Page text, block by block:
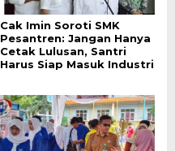
Cak Imin Soroti SMK
Pesantren: Jangan Hanya
Cetak Lulusan, Santri
Harus Siap Masuk Industri